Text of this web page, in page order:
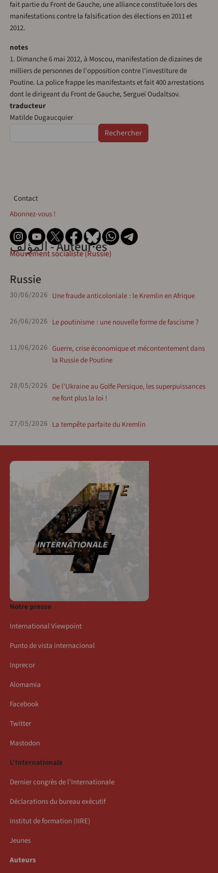
fait partie du Front de Gauche, une alliance constituée lors des
manifestations contre la falsification des élections en 2011 et
2012.
notes
1. Dimanche 6 mai 2012, à Moscou, manifestation de dizaines de
milliers de personnes de l'opposition contre l'investiture de
Poutine. La police frappe les manifestants et fait 400 arrestations
dont le dirigeant du Front de Gauche, Sergueï Oudaltsov.
traducteur
Matilde Dugaucquier
Contact
Contact
Abonnez-vous !
المؤلف - Auteur·es
Mouvement socialiste (Russie)
Russie
30/06/2026 Une fraude anticoloniale : le Kremlin en Afrique
26/06/2026 Le poutinisme : une nouvelle forme de fascisme ?
11/06/2026 Guerre, crise économique et mécontentement dans
la Russie de Poutine
28/05/2026 De l’Ukraine au Golfe Persique, les superpuissances
ne font plus la loi !
27/05/2026 La tempête parfaite du Kremlin
Notre presse
International Viewpoint
Punto de vista internacional
Inprecor
Alomamia
Facebook
Twitter
Mastodon
L’Internationale
Dernier congrès de l’Internationale
Déclarations du bureau exécutif
Institut de formation (IIRE)
Jeunes
Auteurs